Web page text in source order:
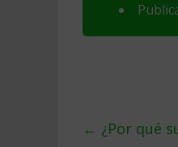
← ¿Por qué